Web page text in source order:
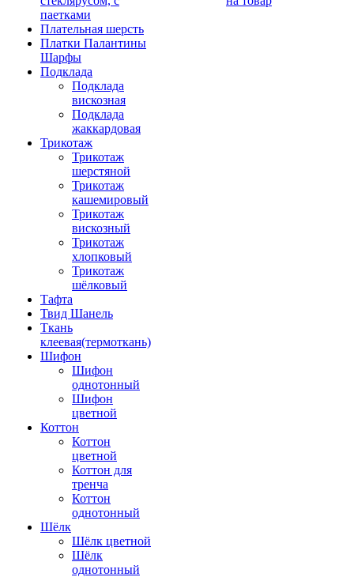
паетками
Плательная шерсть
Платки Палантины
Шарфы
Подклада
Подклада
вискозная
Подклада
жаккардовая
Трикотаж
Трикотаж
шерстяной
Трикотаж
кашемировый
Трикотаж
вискозный
Трикотаж
хлопковый
Трикотаж
шёлковый
Тафта
Твид Шанель
Ткань
клеевая(термоткань)
Шифон
Шифон
однотонный
Шифон
цветной
Коттон
Коттон
цветной
Коттон для
тренча
Коттон
однотонный
Шёлк
Шёлк цветной
Шёлк
однотонный